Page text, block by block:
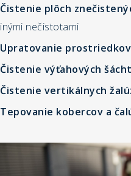
Čistenie plôch
inými nečistotami
Upratovanie
Čistenie výťahových šácht
Čistenie vertikálnych
Tepovanie kobercov a